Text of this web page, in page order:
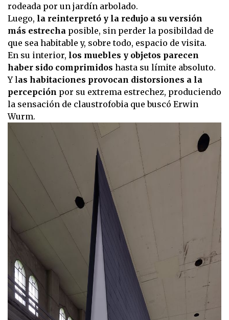
rodeada por un jardín arbolado.
Luego, la reinterpretó y la redujo a su versión
más estrecha posible, sin perder la posibildad de
que sea habitable y, sobre todo, espacio de visita.
En su interior, los muebles y objetos parecen
haber sido comprimidos hasta su límite absoluto.
Y las habitaciones provocan distorsiones a la
percepción por su extrema estrechez, produciendo
la sensación de claustrofobia que buscó Erwin
Wurm.